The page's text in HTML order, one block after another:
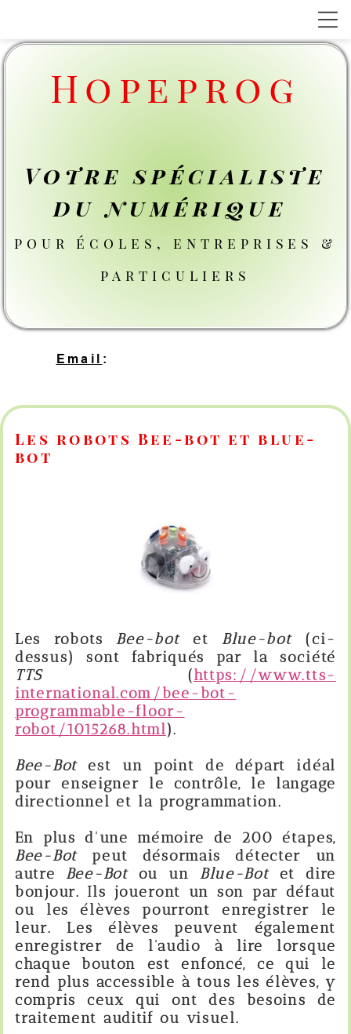
Hopeprog
Votre spécialiste
du numérique
pour écoles, entreprises &
particuliers
Email :
Les robots Bee-bot et blue-
bot
Les robots Bee-botet Blue-bot(ci-
dessus)
sont fabriqués par la société
TTS
(https://www.tts-
international.com/bee-bot-
programmable-floor-
robot/1015268.html).
Bee-Botest un point de départ idéal
pour enseigner le contrôle, le langage
directionnel et la programmation.
En plus d'une mémoire de 200 étapes,
Bee-Botpeut désormais détecter un
autre Bee-Botou un Blue-Botet dire
bonjour. Ils joueront un son par défaut
ou les élèves pourront enregistrer le
leur. Les élèves peuvent également
enregistrer de l'audio à lire lorsque
chaque bouton est enfoncé, ce qui le
rend plus accessible à tous les élèves, y
compris ceux qui ont des besoins de
traitement auditif ou visuel.